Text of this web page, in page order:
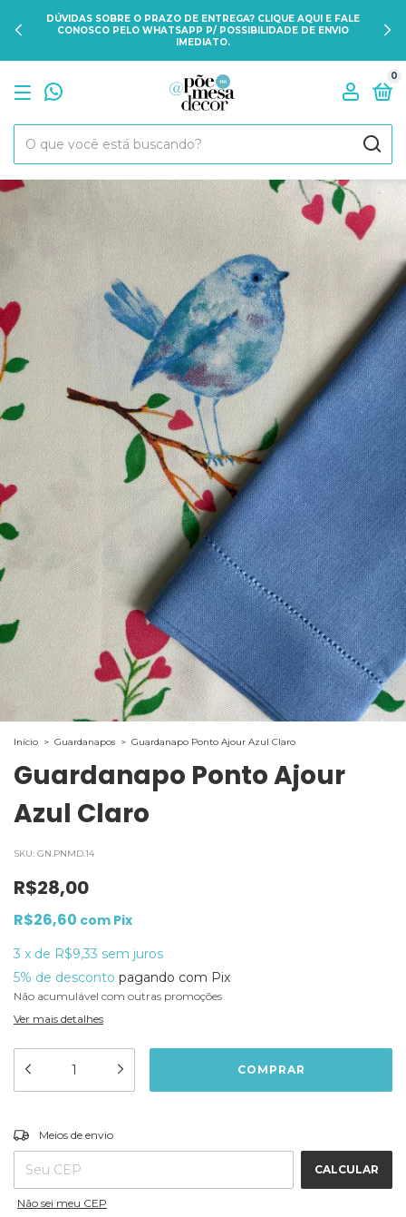
DÚVIDAS SOBRE O PRAZO DE ENTREGA? CLIQUE AQUI E FALE
CONOSCO PELO WHATSAPP P/ POSSIBILIDADE DE ENVIO
IMEDIATO.
0
Início > Guardanapos > Guardanapo Ponto Ajour Azul Claro
Guardanapo Ponto Ajour
Azul Claro
SKU: GN.PNMD.14
R$28,00
R$26,60 com Pix
3 x de R$9,33 sem juros
5% de desconto pagando com Pix
Não acumulável com outras promoções
Ver mais detalhes
Entregas para o CEP:
Meios de envio
CALCULAR
Não sei meu CEP